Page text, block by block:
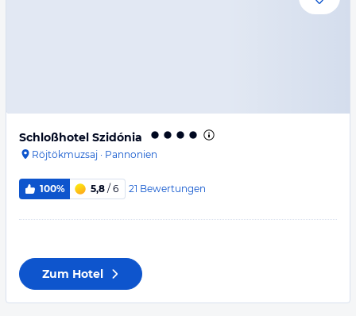
Schloßhotel Szidónia
Röjtökmuzsaj · Pannonien
100% 5,8 / 6 21 Bewertungen
Zum Hotel